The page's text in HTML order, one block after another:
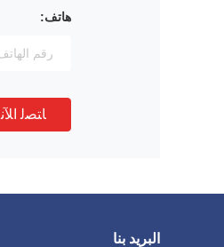
هاتف:
ﺎﺘﺼﻟ ﺍﻶﻧ
البريد بنا